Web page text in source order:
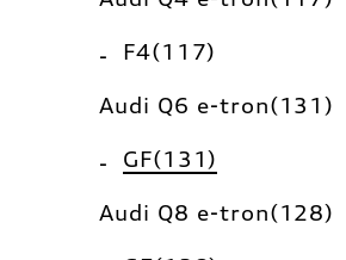
F4(117)
Audi Q6 e-tron(131)
GF(131)
Audi Q8 e-tron(128)